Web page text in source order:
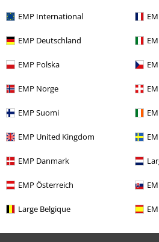
EMP International
EMP Deutschland
EMP Polska
EMP Norge
EMP Suomi
EMP United Kingdom
EMP Danmark
EMP Österreich
Large Belgique
Chat starten